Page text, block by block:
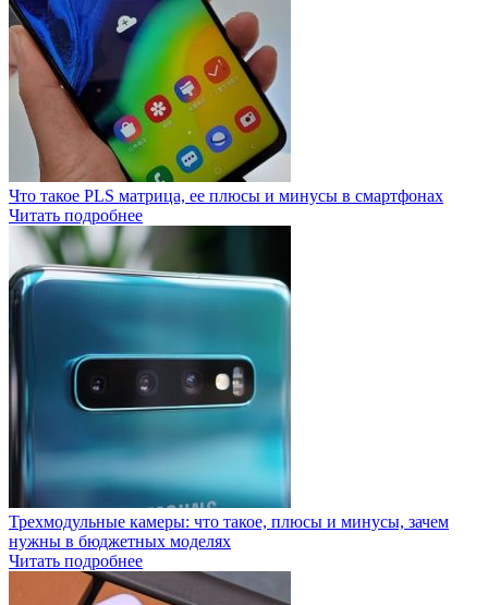
Что такое PLS матрица, ее плюсы и минусы в смартфонах
Читать подробнее
Трехмодульные камеры: что такое, плюсы и минусы, зачем
нужны в бюджетных моделях
Читать подробнее